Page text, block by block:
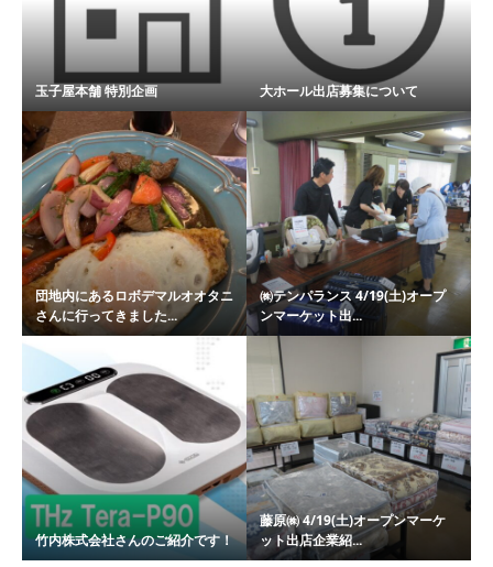
玉子屋本舗 特別企画 大ホール出店募集について
団地内にあるロボデマルオオタニ
さんに行ってきました...
㈱テンパランス 4/19(土)オープ
ンマーケット出...
竹内株式会社さんのご紹介です！
藤原㈱ 4/19(土)オープンマーケ
ット出店企業紹...